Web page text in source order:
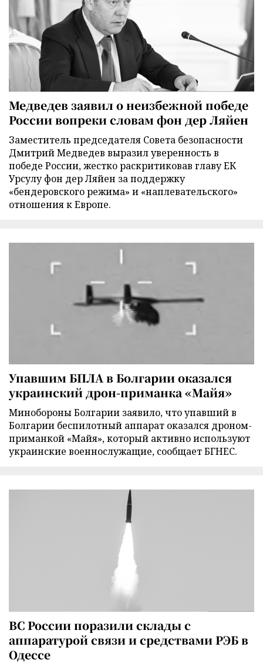
Медведев заявил о неизбежной победе
России вопреки словам фон дер Ляйен
Заместитель председателя Совета безопасности
Дмитрий Медведев выразил уверенность в
победе России, жестко раскритиковав главу ЕК
Урсулу фон дер Ляйен за поддержку
«бендеровского режима» и «наплевательского»
отношения к Европе.
Упавшим БПЛА в Болгарии оказался
украинский дрон-приманка «Майя»
Минобороны Болгарии заявило, что упавший в
Болгарии беспилотный аппарат оказался дроном-
приманкой «Майя», который активно используют
украинские военнослужащие, сообщает БГНЕС.
ВС России поразили склады с
аппаратурой связи и средствами РЭБ в
Одессе